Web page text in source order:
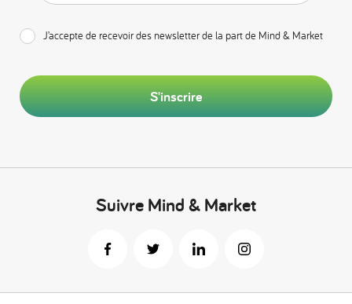
J’accepte de recevoir des newsletter de la part de Mind & Market
S'inscrire
Suivre Mind & Market